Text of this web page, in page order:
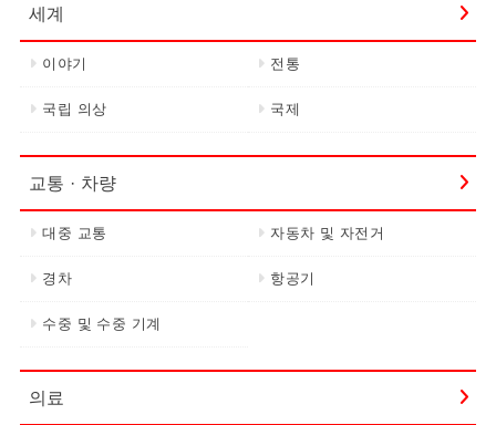
세계
이야기 전통
국립 의상 국제
교통 · 차량
대중 교통 자동차 및 자전거
경차 항공기
수중 및 수중 기계
의료